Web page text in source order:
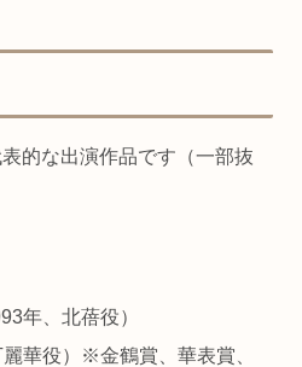
的な出演作品です（一部抜
年、北蓓役）
華役）※金鶴賞、華表賞、